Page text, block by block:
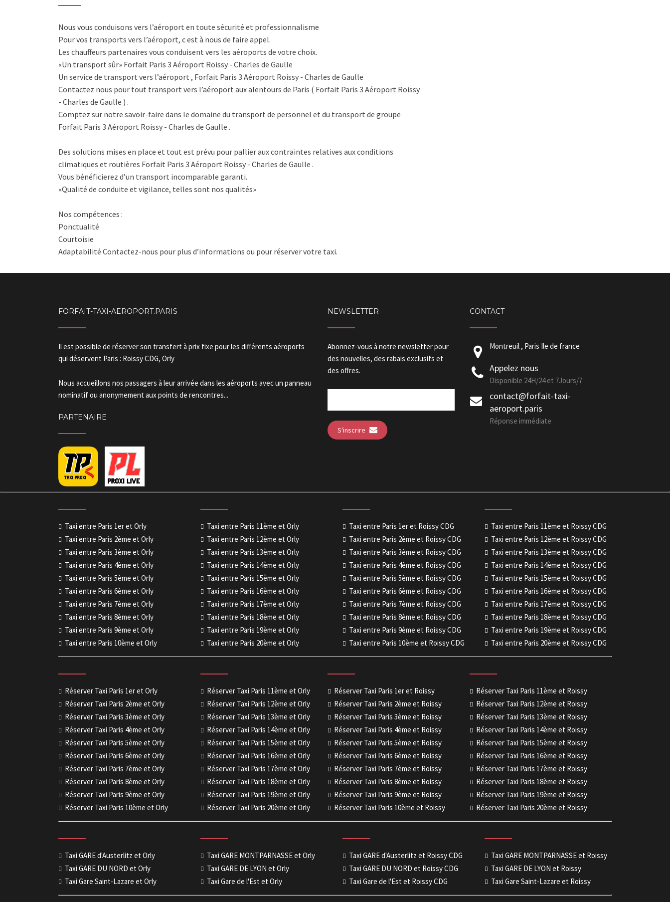
Nous vous conduisons vers l’aéroport en toute sécurité et professionnalisme
Pour vos transports vers l’aéroport, c est à nous de faire appel.
Les chauffeurs partenaires vous conduisent vers les aéroports de votre choix.
«Un transport sûr» Forfait Paris 3 Aéroport Roissy - Charles de Gaulle
Un service de transport vers l’aéroport , Forfait Paris 3 Aéroport Roissy - Charles de Gaulle
Contactez nous pour tout transport vers l’aéroport aux alentours de Paris ( Forfait Paris 3 Aéroport Roissy
- Charles de Gaulle ) .
Comptez sur notre savoir-faire dans le domaine du transport de personnel et du transport de groupe
Forfait Paris 3 Aéroport Roissy - Charles de Gaulle .
Des solutions mises en place et tout est prévu pour pallier aux contraintes relatives aux conditions
climatiques et routières Forfait Paris 3 Aéroport Roissy - Charles de Gaulle .
Vous bénéficierez d’un transport incomparable garanti.
«Qualité de conduite et vigilance, telles sont nos qualités»
Nos compétences :
Ponctualité
Courtoisie
Adaptabilité Contactez-nous pour plus d’informations ou pour réserver votre taxi.
FORFAIT-TAXI-AEROPORT.PARIS
Il est possible de réserver son transfert à prix fixe pour les différents aéroports
qui déservent Paris : Roissy CDG, Orly
Nous accueillons nos passagers à leur arrivée dans les aéroports avec un panneau
nominatif ou anonymement aux points de rencontres...
PARTENAIRE
NEWSLETTER
Abonnez-vous à notre newsletter pour
des nouvelles, des rabais exclusifs et
des offres.
S'inscrire
CONTACT
Montreuil , Paris Ile de france
Appelez nous
Disponible 24H/24 et 7Jours/7
contact@forfait-taxi-
aeroport.paris
Réponse immédiate
Taxi entre Paris 1er et Orly
Taxi entre Paris 2ème et Orly
Taxi entre Paris 3ème et Orly
Taxi entre Paris 4ème et Orly
Taxi entre Paris 5ème et Orly
Taxi entre Paris 6ème et Orly
Taxi entre Paris 7ème et Orly
Taxi entre Paris 8ème et Orly
Taxi entre Paris 9ème et Orly
Taxi entre Paris 10ème et Orly
Taxi entre Paris 11ème et Orly
Taxi entre Paris 12ème et Orly
Taxi entre Paris 13ème et Orly
Taxi entre Paris 14ème et Orly
Taxi entre Paris 15ème et Orly
Taxi entre Paris 16ème et Orly
Taxi entre Paris 17ème et Orly
Taxi entre Paris 18ème et Orly
Taxi entre Paris 19ème et Orly
Taxi entre Paris 20ème et Orly
Taxi entre Paris 1er et Roissy CDG
Taxi entre Paris 2ème et Roissy CDG
Taxi entre Paris 3ème et Roissy CDG
Taxi entre Paris 4ème et Roissy CDG
Taxi entre Paris 5ème et Roissy CDG
Taxi entre Paris 6ème et Roissy CDG
Taxi entre Paris 7ème et Roissy CDG
Taxi entre Paris 8ème et Roissy CDG
Taxi entre Paris 9ème et Roissy CDG
Taxi entre Paris 10ème et Roissy CDG
Taxi entre Paris 11ème et Roissy CDG
Taxi entre Paris 12ème et Roissy CDG
Taxi entre Paris 13ème et Roissy CDG
Taxi entre Paris 14ème et Roissy CDG
Taxi entre Paris 15ème et Roissy CDG
Taxi entre Paris 16ème et Roissy CDG
Taxi entre Paris 17ème et Roissy CDG
Taxi entre Paris 18ème et Roissy CDG
Taxi entre Paris 19ème et Roissy CDG
Taxi entre Paris 20ème et Roissy CDG
Réserver Taxi Paris 1er et Orly
Réserver Taxi Paris 2ème et Orly
Réserver Taxi Paris 3ème et Orly
Réserver Taxi Paris 4ème et Orly
Réserver Taxi Paris 5ème et Orly
Réserver Taxi Paris 6ème et Orly
Réserver Taxi Paris 7ème et Orly
Réserver Taxi Paris 8ème et Orly
Réserver Taxi Paris 9ème et Orly
Réserver Taxi Paris 10ème et Orly
Réserver Taxi Paris 11ème et Orly
Réserver Taxi Paris 12ème et Orly
Réserver Taxi Paris 13ème et Orly
Réserver Taxi Paris 14ème et Orly
Réserver Taxi Paris 15ème et Orly
Réserver Taxi Paris 16ème et Orly
Réserver Taxi Paris 17ème et Orly
Réserver Taxi Paris 18ème et Orly
Réserver Taxi Paris 19ème et Orly
Réserver Taxi Paris 20ème et Orly
Réserver Taxi Paris 1er et Roissy
Réserver Taxi Paris 2ème et Roissy
Réserver Taxi Paris 3ème et Roissy
Réserver Taxi Paris 4ème et Roissy
Réserver Taxi Paris 5ème et Roissy
Réserver Taxi Paris 6ème et Roissy
Réserver Taxi Paris 7ème et Roissy
Réserver Taxi Paris 8ème et Roissy
Réserver Taxi Paris 9ème et Roissy
Réserver Taxi Paris 10ème et Roissy
Réserver Taxi Paris 11ème et Roissy
Réserver Taxi Paris 12ème et Roissy
Réserver Taxi Paris 13ème et Roissy
Réserver Taxi Paris 14ème et Roissy
Réserver Taxi Paris 15ème et Roissy
Réserver Taxi Paris 16ème et Roissy
Réserver Taxi Paris 17ème et Roissy
Réserver Taxi Paris 18ème et Roissy
Réserver Taxi Paris 19ème et Roissy
Réserver Taxi Paris 20ème et Roissy
Taxi GARE d'Austerlitz et Orly
Taxi GARE DU NORD et Orly
Taxi Gare Saint-Lazare et Orly
Taxi GARE MONTPARNASSE et Orly
Taxi GARE DE LYON et Orly
Taxi Gare de l'Est et Orly
Taxi GARE d'Austerlitz et Roissy CDG
Taxi GARE DU NORD et Roissy CDG
Taxi Gare de l'Est et Roissy CDG
Taxi GARE MONTPARNASSE et Roissy
Taxi GARE DE LYON et Roissy
Taxi Gare Saint-Lazare et Roissy